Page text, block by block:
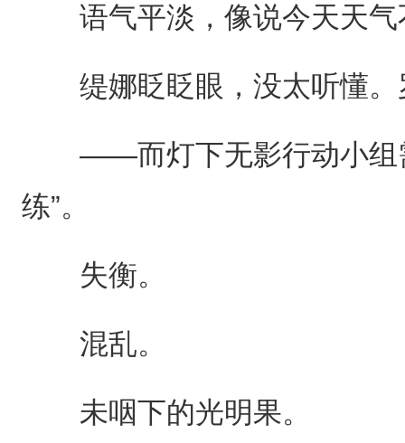
语气平淡，像说今天天气
缇娜眨眨眼，没太听懂。
——而灯下无影行动小组需
练”。
失衡。
混乱。
未咽下的光明果。